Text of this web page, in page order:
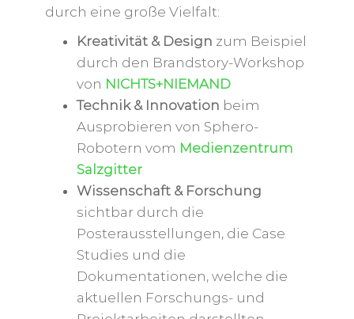
durch eine große Vielfalt:
Kreativität & Design zum Beispiel
durch den Brandstory-Workshop
von NICHTS+NIEMAND
Technik & Innovation beim
Ausprobieren von Sphero-
Robotern vom Medienzentrum
Salzgitter
Wissenschaft & Forschung
sichtbar durch die
Posterausstellungen, die Case
Studies und die
Dokumentationen, welche die
aktuellen Forschungs- und